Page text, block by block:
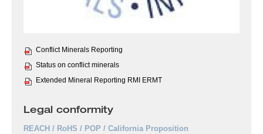
Conflict Minerals Reporting
Status on conflict minerals
Extended Mineral Reporting RMI ERMT
Legal conformity
REACH / RoHS / POP / California Proposition